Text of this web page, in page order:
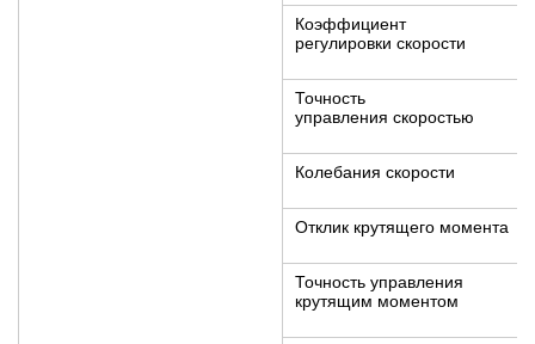
Коэффициент
регулировки скорости
Точность
управления скоростью
Колебания скорости
Отклик крутящего момента
Точность управления
крутящим моментом